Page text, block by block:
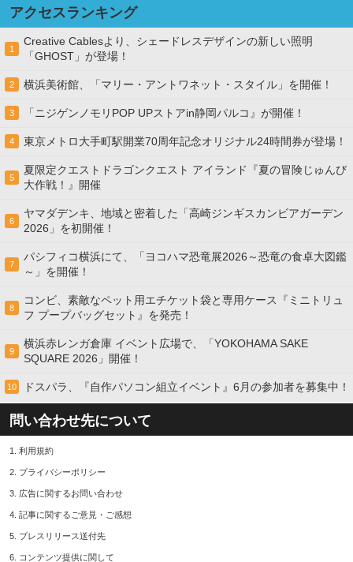
アクセスランキング
1
Creative Cablesより、シェードレスデザインの新しい照明
「GHOST」が登場！
2 横浜美術館、「マリー・アントワネット・スタイル」を開催！
3 「ニジゲンノモリPOP UPストアin静岡パルコ』が開催！
4 東京メトロ大手町駅開業70周年記念オリジナル24時間券が登場！
5
夏限定クエストドラゴンクエスト アイランド『夏の冒険じゅんび
大作戦！』開催
6
ヤマダデンキ、地域と密着した「高崎ジンギスカンビアガーデン
2026」を初開催！
7
パシフィコ横浜にて、「ヨコハマ恐竜展2026～恐竜の食卓大図鑑
～」を開催！
8
コンビ、素敵なペット用エチケット袋と専用ケース『ミニトリュ
フ プープバッグセット』を発売！
9
横浜赤レンガ倉庫 イベント広場で、「YOKOHAMA SAKE
SQUARE 2026」開催！
10 ドスパラ、『自作パソコン組立イベント』6月の参加者を募集中！
問い合わせ先について
1. 利用規約
2. プライバシーポリシー
3. 広告に関するお問い合わせ
4. 記事に関するご意見・ご感想
5. プレスリリース送付先
6. コンテンツ提供に関して